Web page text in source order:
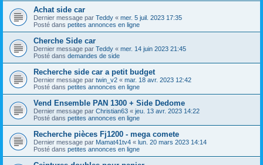
Achat side car
Dernier message par Teddy « mer. 5 juil. 2023 17:35
Posté dans petites annonces en ligne
Cherche Side car
Dernier message par Teddy « mer. 14 juin 2023 21:45
Posté dans demandes de side
Recherche side car a petit budget
Dernier message par twin_v2 « mar. 18 avr. 2023 12:42
Posté dans petites annonces en ligne
Vend Ensemble PAN 1300 + Side Dedome
Dernier message par Christian63 « jeu. 13 avr. 2023 14:22
Posté dans petites annonces en ligne
Recherche pièces Fj1200 - mega comete
Dernier message par Mamat41tv4 « lun. 20 mars 2023 14:14
Posté dans petites annonces en ligne